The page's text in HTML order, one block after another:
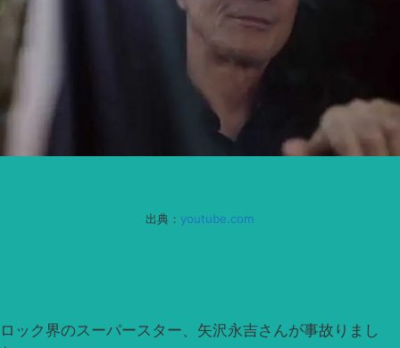
出典： youtube.com
ロック界のスーパースター、矢沢永吉さんが事故りまし